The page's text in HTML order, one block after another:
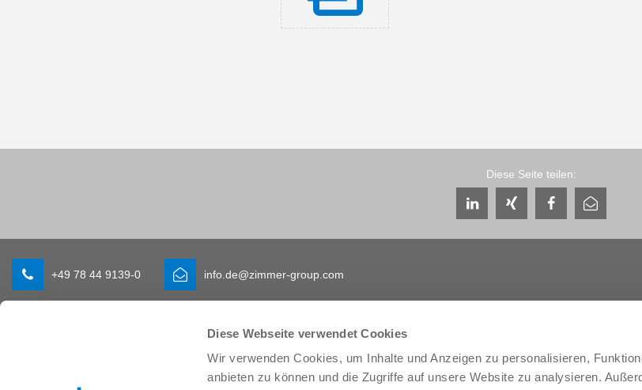
Diese Webseite verwendet Cookies
Wir verwenden Cookies, um Inhalte und Anzeigen zu personalisieren,
anbieten zu können und die Zugriffe auf unsere Website zu analysieren.
Diese Seite teilen:
+49 78 44 9139-0 info.de@zimmer-group.com
Produkte
Neuheiten
Komponenten
Service & Kontakt
Ansprechpartner weltweit
Service-Kontakt
THE KNOW-
Historie